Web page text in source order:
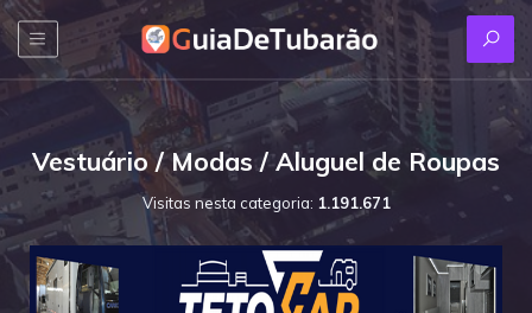
Vestuário / Modas / Aluguel de Roupas
Visitas nesta categoria: 1.191.671